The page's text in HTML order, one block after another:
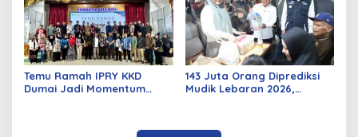
Temu Ramah IPRY KKD
Dumai Jadi Momentum
143 Juta Orang Diprediksi
Mudik Lebaran 2026,